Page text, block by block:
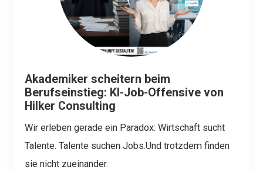
Akademiker scheitern beim
Berufseinstieg: KI-Job-Offensive von
Hilker Consulting
Wir erleben gerade ein Paradox: Wirtschaft sucht
Talente. Talente suchen Jobs.Und trotzdem finden
sie nicht zueinander.